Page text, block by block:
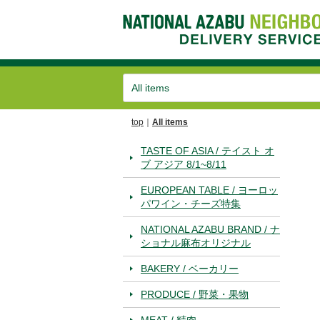
top All items
TASTE OF ASIA / テイスト オ
ブ アジア 8/1~8/11
EUROPEAN TABLE / ヨーロッ
パワイン・チーズ特集
NATIONAL AZABU BRAND / ナ
ショナル麻布オリジナル
BAKERY / ベーカリー
PRODUCE / 野菜・果物